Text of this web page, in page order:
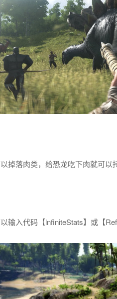
掉落肉类，给恐龙吃下肉就可以
输入代码【lnfiniteStats】或【